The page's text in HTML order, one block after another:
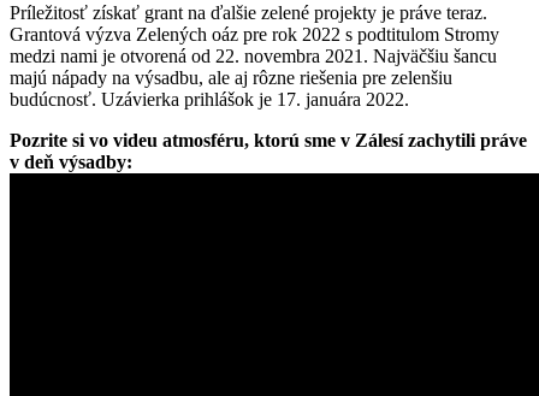
Príležitosť získať grant na ďalšie zelené projekty je práve teraz.
Grantová výzva Zelených oáz pre rok 2022 s podtitulom Stromy
medzi nami je otvorená od 22. novembra 2021. Najväčšiu šancu
majú nápady na výsadbu, ale aj rôzne riešenia pre zelenšiu
budúcnosť. Uzávierka prihlášok je 17. januára 2022.
Pozrite si vo videu atmosféru, ktorú sme v Zálesí zachytili práve
v deň výsadby: